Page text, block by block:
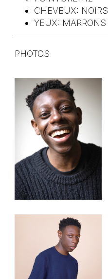
CHEVEUX: NOIRS
YEUX: MARRONS
PHOTOS